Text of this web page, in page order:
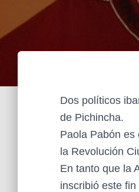
Dos políticos
de Pichincha.
Paola Pabón
la Revolución
En tanto que la
inscribió este